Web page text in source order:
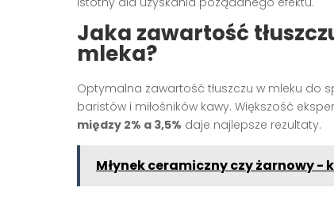
Jaka zawartość
mleka?
Optymalna zawartość tłuszczu w mleku do
baristów i miłośników kawy. Większość
między 2% a 3,5% daje najlepsze rezultaty.
Młynek ceramiczny czy żarnowy